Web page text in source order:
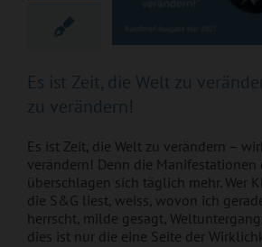
Es ist Zeit, die Welt zu
zu verändern!
Es ist Zeit, die Welt zu verändern –
verändern! Denn die Manifestationen
überschlagen sich täglich mehr. Wer
die S&G liest, weiss, wovon ich
herrscht, milde gesagt,
dies ist nur die eine Seite der